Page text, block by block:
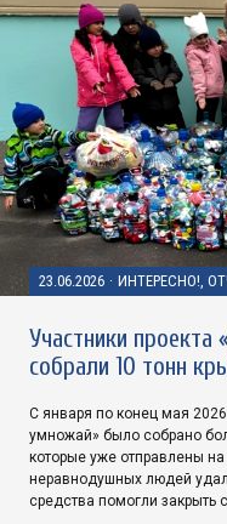
23.06.2026 · ИНТЕРЕСНО!,
Участники
собрали 10 тонн
С января по конец мая
умножай» было собрано
которые уже отправлены
неравнодушных людей
средства помогли закрыть